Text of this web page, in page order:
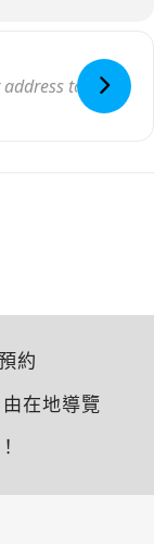
約
在地導覽